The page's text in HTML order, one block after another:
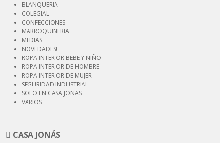
BLANQUERIA
COLEGIAL
CONFECCIONES
MARROQUINERIA
MEDIAS
NOVEDADES!
ROPA INTERIOR BEBE Y NIÑO
ROPA INTERIOR DE HOMBRE
ROPA INTERIOR DE MUJER
SEGURIDAD INDUSTRIAL
SOLO EN CASA JONAS!
VARIOS
CASA JONÁS